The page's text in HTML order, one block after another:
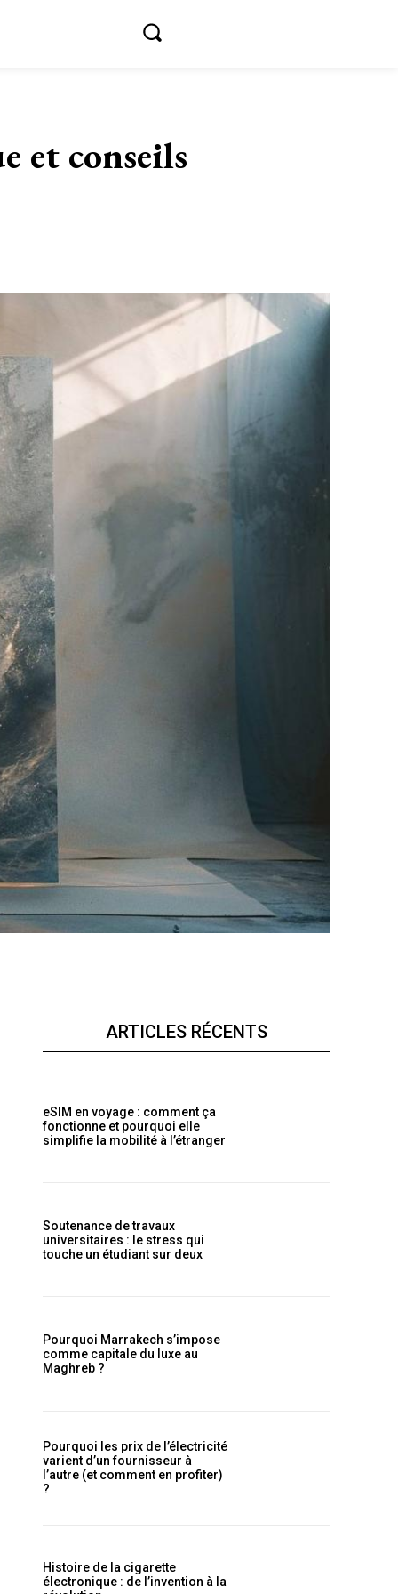
et conseils
ARTICLES RÉCENTS
eSIM en voyage : comment ça
fonctionne et pourquoi elle
simplifie la mobilité à l’étranger
Soutenance de travaux
universitaires : le stress qui
touche un étudiant sur deux
Pourquoi Marrakech s’impose
comme capitale du luxe au
Maghreb ?
Pourquoi les prix de l’électricité
varient d’un fournisseur à
l’autre (et comment en profiter)
?
Histoire de la cigarette
électronique : de l’invention à la